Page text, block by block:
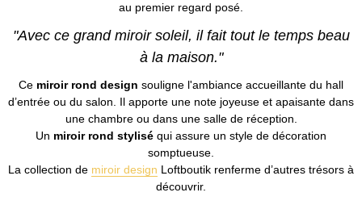
au premier regard posé.
"Avec ce grand miroir soleil, il fait tout le temps beau
à la maison."
Ce miroir rond design souligne l'ambiance accueillante du hall
d’entrée ou du salon. Il apporte une note joyeuse et apaisante dans
une chambre ou dans une salle de réception.
Un miroir rond stylisé qui assure un style de décoration
somptueuse.
La collection de miroir design Loftboutik renferme d’autres trésors à
découvrir.